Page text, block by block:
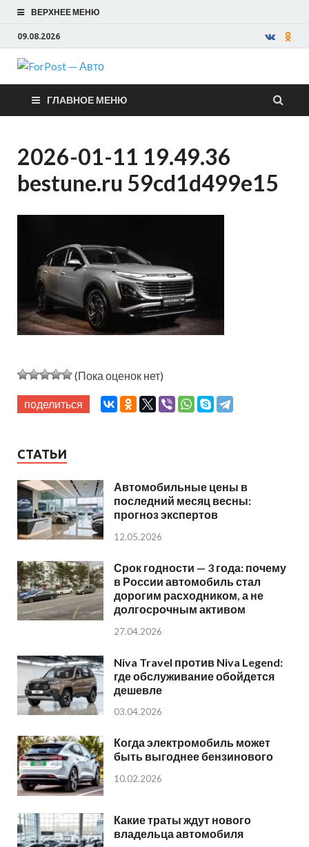
ВЕРХНЕЕ МЕНЮ
09.08.2026
ForPost —
Авто
ГЛАВНОЕ МЕНЮ
2026-01-11 19.49.36
bestune.ru 59cd1d499e15
(Пока оценок нет)
поделиться
СТАТЬИ
Автомобильные цены в
последний месяц весны:
прогноз экспертов
12.05.2026
Срок годности — 3 года: почему
в России автомобиль стал
дорогим расходником, а не
долгосрочным активом
27.04.2026
Niva Travel против Niva Legend:
где обслуживание обойдется
дешевле
03.04.2026
Когда электромобиль может
быть выгоднее бензинового
10.02.2026
Какие траты ждут нового
владельца автомобиля